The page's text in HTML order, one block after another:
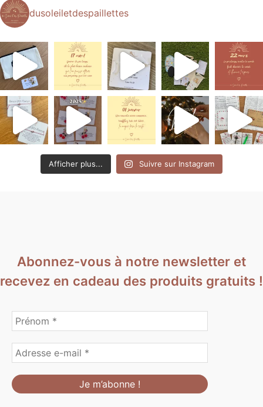
dusoleiletdespaillettes
Afficher plus... Suivre sur Instagram
Abonnez-vous à notre newsletter et
recevez en cadeau des produits gratuits !